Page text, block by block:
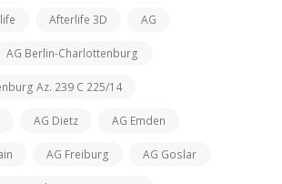
Afterlife 3D AG
AG Berlin-Charlottenburg
Az. 239 C 225/14
AG Dietz AG Emden
AG Freiburg AG Goslar